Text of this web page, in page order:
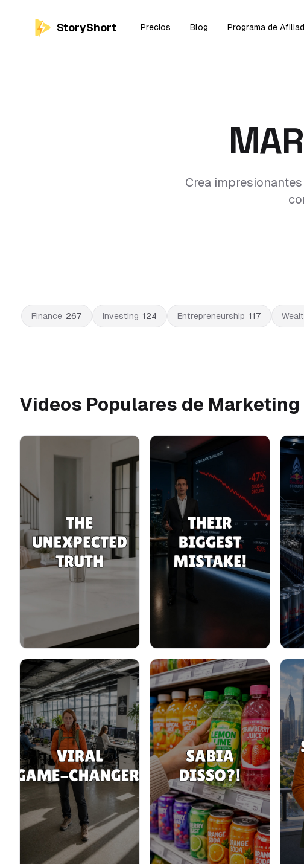
StoryShort Precios Blog Programa de
Crea
Finance 267 Investing 124 Entrepreneurship 117
Videos Populares de Marketing